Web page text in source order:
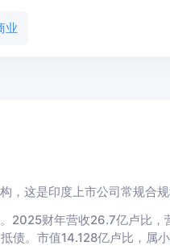
业
这是印度上市公司常规合规
2025财年营收26.7亿卢比，
。市值14.128亿卢比，属小